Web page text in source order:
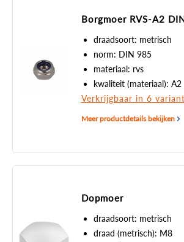
Borgmoer RVS-A2
draadsoort: metrisch
norm: DIN 985
materiaal: rvs
kwaliteit (materiaal): A2
Verkrijgbaar in 6
Meer productdetails bekijken
Dopmoer
draadsoort: metrisch
draad (metrisch): M8